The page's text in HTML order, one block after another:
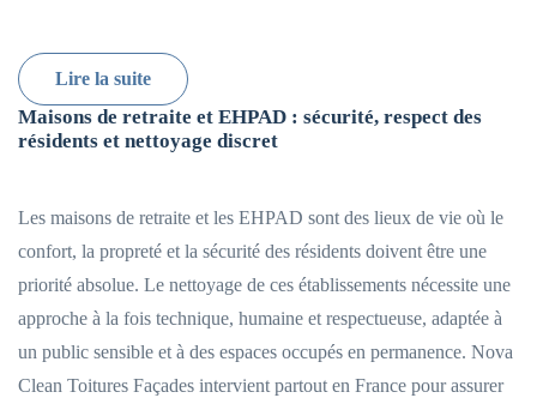
Lire la suite
Maisons de retraite et EHPAD : sécurité, respect des
résidents et nettoyage discret
Les maisons de retraite et les EHPAD sont des lieux de vie où le
confort, la propreté et la sécurité des résidents doivent être une
priorité absolue. Le nettoyage de ces établissements nécessite une
approche à la fois technique, humaine et respectueuse, adaptée à
un public sensible et à des espaces occupés en permanence. Nova
Clean Toitures Façades intervient partout en France pour assurer